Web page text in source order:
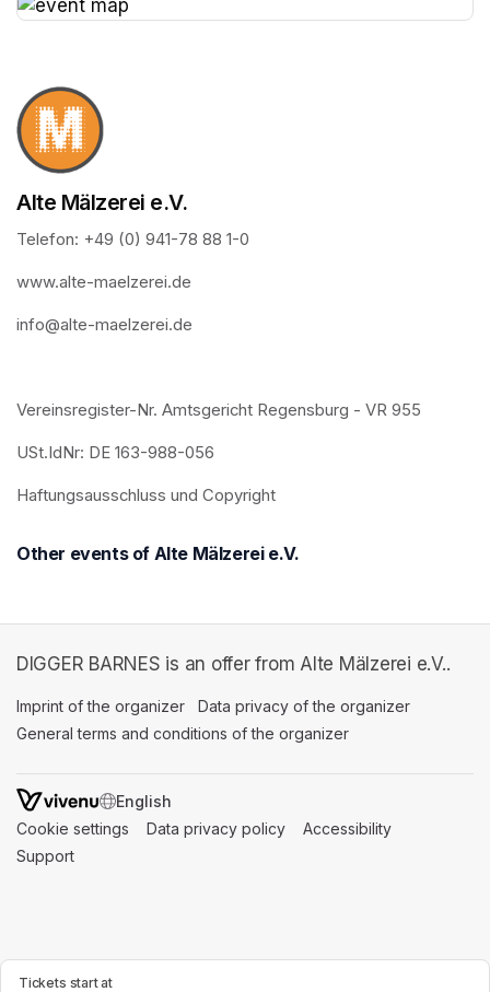
Tickets start at
Alte Mälzerei e.V.
Telefon: +49 (0) 941-78 88 1-0
www.alte-maelzerei.de
info@alte-maelzerei.de
Vereinsregister-Nr. Amtsgericht Regensburg - VR 955
USt.IdNr: DE 163-988-056
Haftungsausschluss und Copyright
Other events of Alte Mälzerei e.V.
DIGGER BARNES is an offer from Alte Mälzerei e.V..
Imprint of the organizer (opens in a new tab)
Data privacy of the organizer
General terms and conditions of the organizer
SWITCH LANGUAGE
Cookie settings (opens in a new tab)
Data privacy policy (opens in a new tab)
Accessibility
Support